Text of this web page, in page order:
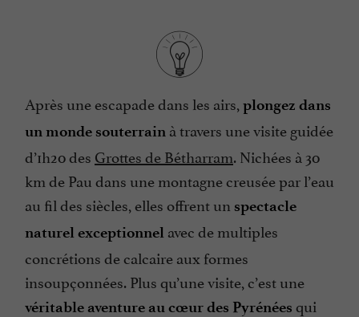
Après une escapade dans les airs, plongez dans
un monde souterrain à travers une visite guidée
d’1h20 des Grottes de Bétharram. Nichées à 30
km de Pau dans une montagne creusée par l’eau
au fil des siècles, elles offrent un spectacle
naturel exceptionnel avec de multiples
concrétions de calcaire aux formes
insoupçonnées. Plus qu’une visite, c’est une
véritable aventure au cœur des Pyrénées qui